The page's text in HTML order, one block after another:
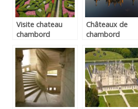
Visite chateau
chambord
Châteaux de
chambord